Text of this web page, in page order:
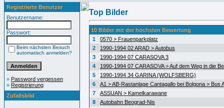
Registrierte Benutzer
Benutzername:
Passwort:
Beim nächsten Besuch
automatisch anmelden?
» Password vergessen
» Registrierung
Zufallsbild
Top Bilder
10 Bilder mit der höchsten Bewertung
1
0570 > Frauenparkplatz
2
1990-1994 02 ARAD > Autobus
3
1990-1994 07 CARASOVA 3
4
1990-1994 07 CARASOVA > Auf dem Weg in die
5
1990-1994 34 GARINA (WOLFSBERG)
6
A1 > AB-Rastanlage Cantagallo bei Bolgona > Bus
7
ASSUAN > Kamelkarawane
8
Autobahn Beograd-Nis